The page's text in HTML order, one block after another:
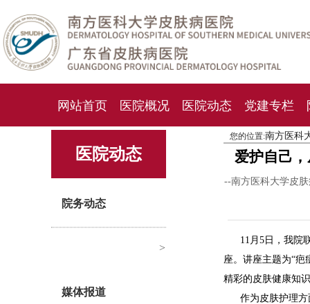
网站首页 医院概况 医院动态 党建专栏
化妆品检测中心 就诊指南 人才
医院动态
院务动态
>
媒体报道
您的位置:南方医科
爱护自己
--南方医科大学皮
11月5日，我院
座。讲座主题为“疤
精彩的皮肤健康知
作为皮肤护理